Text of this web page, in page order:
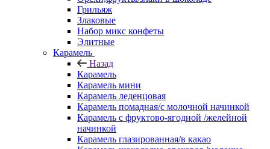
Грильяж
Злаковые
Набор микс конфеты
Элитные
Карамель
Назад
Карамель
Карамель мини
Карамель леденцовая
Карамель помадная/с молочной начинкой
Карамель с фруктово-ягодной /желейной
начинкой
Карамель глазированная/в какао